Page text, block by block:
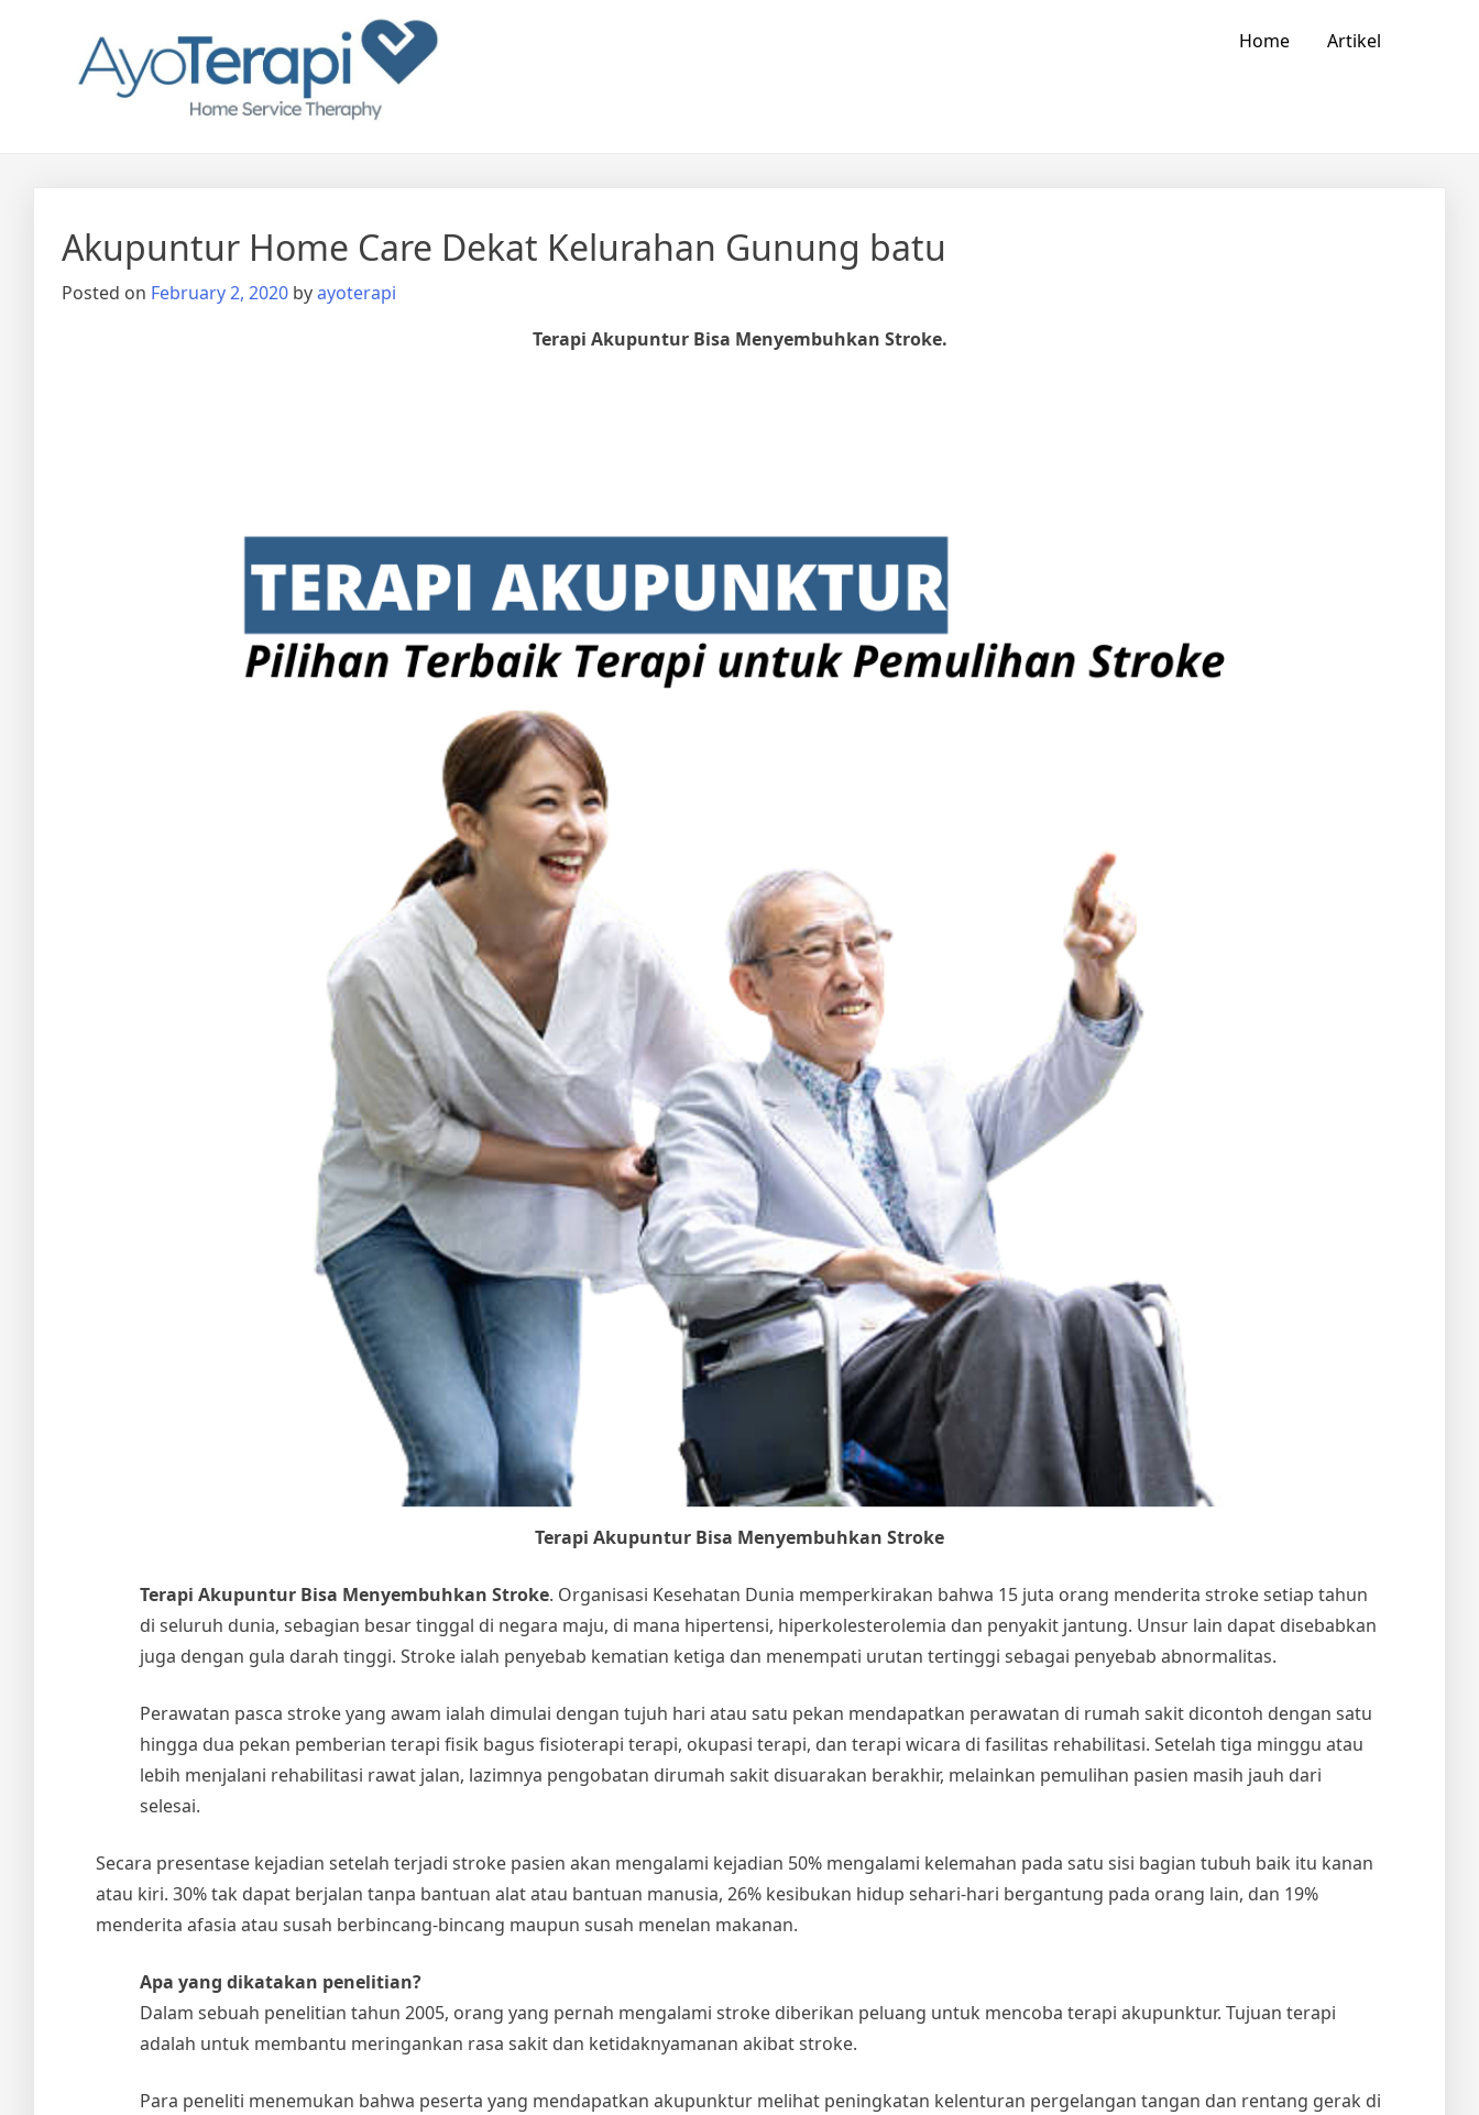
Ayo Terapi Home Artikel
Akupuntur Home Care Dekat Kelurahan Gunung batu
Posted on February 2, 2020 byayoterapi
Terapi Akupuntur Bisa Menyembuhkan Stroke.
Terapi Akupuntur Bisa Menyembuhkan Stroke
Terapi Akupuntur Bisa Menyembuhkan Stroke. Organisasi Kesehatan Dunia memperkirakan bahwa 15 juta orang menderita stroke setiap tahun
di seluruh dunia, sebagian besar tinggal di negara maju, di mana hipertensi, hiperkolesterolemia dan penyakit jantung. Unsur lain dapat disebabkan
juga dengan gula darah tinggi. Stroke ialah penyebab kematian ketiga dan menempati urutan tertinggi sebagai penyebab abnormalitas.
Perawatan pasca stroke yang awam ialah dimulai dengan tujuh hari atau satu pekan mendapatkan perawatan di rumah sakit dicontoh dengan satu
hingga dua pekan pemberian terapi fisik bagus fisioterapi terapi, okupasi terapi, dan terapi wicara di fasilitas rehabilitasi. Setelah tiga minggu atau
lebih menjalani rehabilitasi rawat jalan, lazimnya pengobatan dirumah sakit disuarakan berakhir, melainkan pemulihan pasien masih jauh dari
selesai.
Secara presentase kejadian setelah terjadi stroke pasien akan mengalami kejadian 50% mengalami kelemahan pada satu sisi bagian tubuh baik itu kanan
atau kiri. 30% tak dapat berjalan tanpa bantuan alat atau bantuan manusia, 26% kesibukan hidup sehari-hari bergantung pada orang lain, dan 19%
menderita afasia atau susah berbincang-bincang maupun susah menelan makanan.
Apa yang dikatakan penelitian?
Dalam sebuah penelitian tahun 2005, orang yang pernah mengalami stroke diberikan peluang untuk mencoba terapi akupunktur. Tujuan terapi
adalah untuk membantu meringankan rasa sakit dan ketidaknyamanan akibat stroke.
Para peneliti menemukan bahwa peserta yang mendapatkan akupunktur melihat peningkatan kelenturan pergelangan tangan dan rentang gerak di